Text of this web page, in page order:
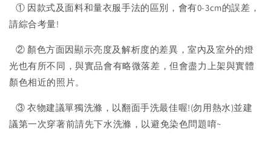
① 因款式及面料和量衣服手法的區別，會有0-3cm的誤差，
請綜合考量!
② 顏色方面因顯示亮度及解析度的差異，室內及室外的燈
光也有所不同，與實品會有略微落差，但會盡力上架與實體
顏色相近的照片。
③ 衣物建議單獨洗滌，以翻面手洗最佳喔!(勿用熱水)並建
議第一次穿著前請先下水洗滌，以避免染色問題唷~